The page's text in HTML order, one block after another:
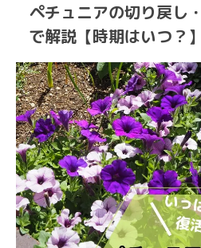
ペチュニアの切り戻し
で解説【時期はいつ？】